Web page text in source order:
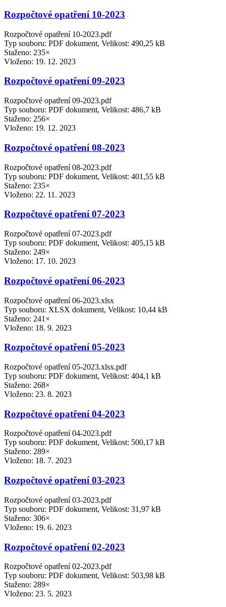
Rozpočtové opatření 10-2023
Rozpočtové opatření 10-2023.pdf
Typ souboru: PDF dokument, Velikost: 490,25 kB
Staženo: 235×
Vloženo: 19. 12. 2023
Rozpočtové opatření 09-2023
Rozpočtové opatření 09-2023.pdf
Typ souboru: PDF dokument, Velikost: 486,7 kB
Staženo: 256×
Vloženo: 19. 12. 2023
Rozpočtové opatření 08-2023
Rozpočtové opatření 08-2023.pdf
Typ souboru: PDF dokument, Velikost: 401,55 kB
Staženo: 235×
Vloženo: 22. 11. 2023
Rozpočtové opatření 07-2023
Rozpočtové opatření 07-2023.pdf
Typ souboru: PDF dokument, Velikost: 405,15 kB
Staženo: 249×
Vloženo: 17. 10. 2023
Rozpočtové opatření 06-2023
Rozpočtové opatření 06-2023.xlsx
Typ souboru: XLSX dokument, Velikost: 10,44 kB
Staženo: 241×
Vloženo: 18. 9. 2023
Rozpočtové opatření 05-2023
Rozpočtové opatření 05-2023.xlsx.pdf
Typ souboru: PDF dokument, Velikost: 404,1 kB
Staženo: 268×
Vloženo: 23. 8. 2023
Rozpočtové opatření 04-2023
Rozpočtové opatření 04-2023.pdf
Typ souboru: PDF dokument, Velikost: 500,17 kB
Staženo: 289×
Vloženo: 18. 7. 2023
Rozpočtové opatření 03-2023
Rozpočtové opatření 03-2023.pdf
Typ souboru: PDF dokument, Velikost: 31,97 kB
Staženo: 306×
Vloženo: 19. 6. 2023
Rozpočtové opatření 02-2023
Rozpočtové opatření 02-2023.pdf
Typ souboru: PDF dokument, Velikost: 503,98 kB
Staženo: 289×
Vloženo: 23. 5. 2023